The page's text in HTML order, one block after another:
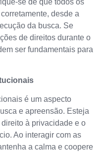
desde a
da busca. Se
de direitos durante o
ser fundamentais para
é um aspecto
e apreensão. Esteja
à privacidade e o
Ao interagir com as
a calma e coopere